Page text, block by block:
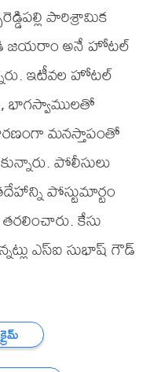
పారిశ్రామిక
జయరాం అనే హోటల్
ఇటీవల హోటల్
భాగస్వాములతో
మనస్తాపంతో
పోలీసులు
పోస్టుమార్టం
తరలించారు. కేసు
ఎస్ఐ సుభాష్ గౌడ్
క్రైమ్